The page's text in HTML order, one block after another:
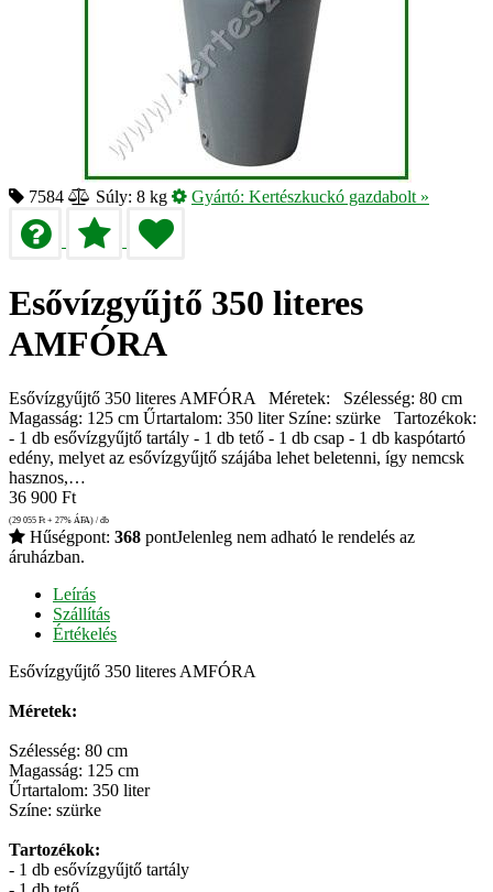
7584 Súly: 8 kg Gyártó: Kertészkuckó gazdabolt »
Esővízgyűjtő 350 literes
AMFÓRA
Esővízgyűjtő 350 literes AMFÓRA Méretek: Szélesség: 80 cm
Magasság: 125 cm Űrtartalom: 350 liter Színe: szürke Tartozékok:
- 1 db esővízgyűjtő tartály - 1 db tető - 1 db csap - 1 db kaspótartó
edény, melyet az esővízgyűjtő szájába lehet beletenni, így nemcsk
hasznos,…
36 900 Ft
(29 055 Ft + 27% ÁFA) / db
Hűségpont: 368 pontJelenleg nem adható le rendelés az
áruházban.
Leírás
Szállítás
Értékelés
Esővízgyűjtő 350 literes AMFÓRA
Méretek:
Szélesség: 80 cm
Magasság: 125 cm
Űrtartalom: 350 liter
Színe: szürke
Tartozékok:
- 1 db esővízgyűjtő tartály